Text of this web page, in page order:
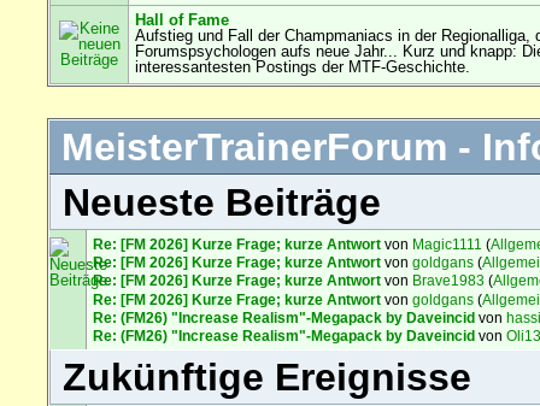
Hall of Fame
Aufstieg und Fall der Champmaniacs in der Regionalliga,
Forumspsychologen aufs neue Jahr... Kurz und knapp:
interessantesten Postings der MTF-Geschichte.
MeisterTrainerForum -
Neueste Beiträge
Re: [FM 2026] Kurze Frage; kurze Antwort von Magic1111 (
Re: [FM 2026] Kurze Frage; kurze Antwort vongoldgans (
Re: [FM 2026] Kurze Frage; kurze Antwort von Brave1983 (
Re: [FM 2026] Kurze Frage; kurze Antwort vongoldgans (
Re: (FM26) "Increase Realism"-Megapack by Daveincid von
Re: (FM26) "Increase Realism"-Megapack by Daveincid von
Zukünftige Ereignisse